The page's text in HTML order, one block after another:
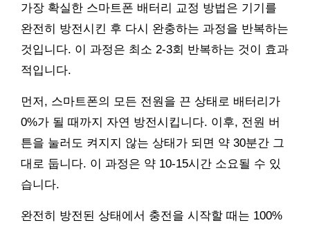
가장 확실한 스마트폰 배터리 교정 방법은 기기를
완전히 방전시킨 후 다시 완충하는 과정을 반복하는
것입니다. 이 과정은 최소 2-3회 반복하는 것이 효과
적입니다.
먼저, 스마트폰의 모든 전원을 끈 상태로 배터리가
0%가 될 때까지 자연 방전시킵니다. 이후, 전원 버
튼을 눌러도 켜지지 않는 상태가 되면 약 30분간 그
대로 둡니다. 이 과정은 약 10-15시간 소요될 수 있
습니다.
완전히 방전된 상태에서 충전을 시작할 때는 100%